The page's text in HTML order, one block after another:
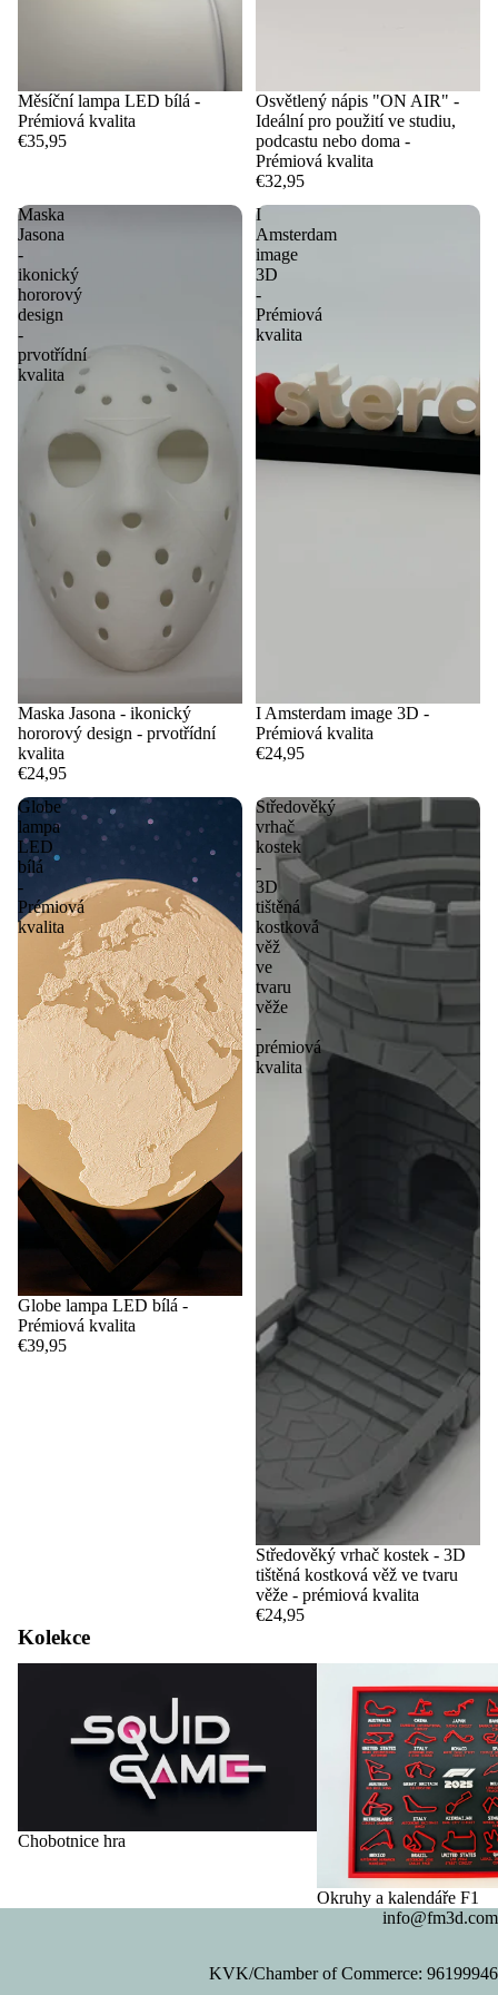
Měsíční lampa LED bílá -
Prémiová kvalita
€35,95
Osvětlený nápis "ON AIR" -
Ideální pro použití ve studiu,
podcastu nebo doma -
Prémiová kvalita
€32,95
Maska
Jasona
-
ikonický
hororový
design
-
prvotřídní
kvalita
Maska Jasona - ikonický
hororový design - prvotřídní
kvalita
€24,95
I
Amsterdam
image
3D
-
Prémiová
kvalita
I Amsterdam image 3D -
Prémiová kvalita
€24,95
Globe
lampa
LED
bílá
-
Prémiová
kvalita
Globe lampa LED bílá -
Prémiová kvalita
€39,95
Středověký
vrhač
kostek
-
3D
tištěná
kostková
věž
ve
tvaru
věže
-
prémiová
kvalita
Středověký vrhač kostek - 3D
tištěná kostková věž ve tvaru
věže - prémiová kvalita
€24,95
Kolekce
Chobotnice hra
Okruhy a kalendáře F1
info@fm3d.com
KVK/Chamber of Commerce: 96199946